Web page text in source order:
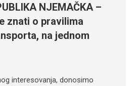
NJEMAČKA –
znati o pravilima
na jednom
interesovanja, donosimo